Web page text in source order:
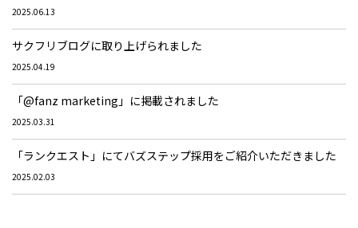
2025.06.13
サクフリブログに取り上げられました
2025.04.19
「@fanz marketing」に掲載されました
2025.03.31
「ランクエスト」にてバズステップ採用をご紹介いただきました
2025.02.03